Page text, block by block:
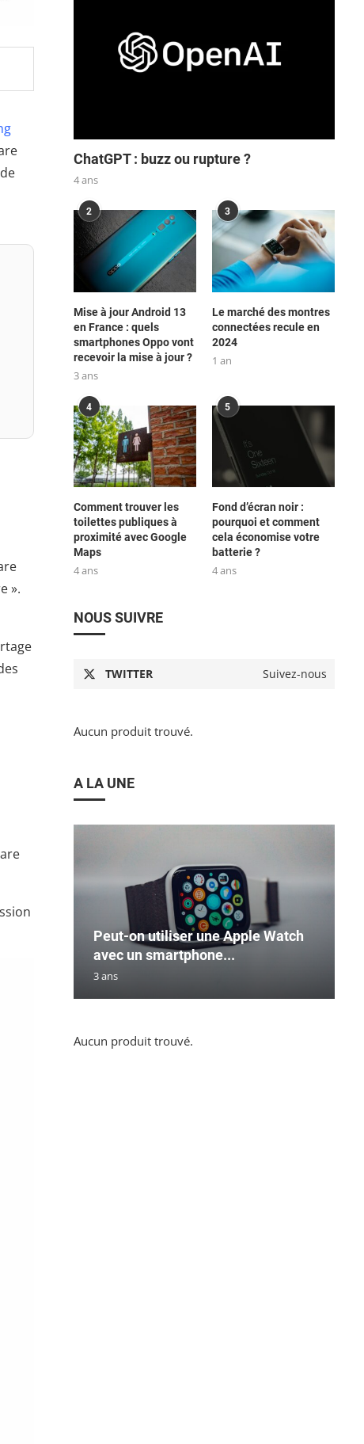
».
ChatGPT : buzz ou rupture ?
4 ans
2
Mise à jour Android 13
en France : quels
smartphones Oppo vont
recevoir la mise à jour ?
3 ans
3
Le marché des montres
connectées recule en
2024
1 an
4
Comment trouver les
toilettes publiques à
proximité avec Google
Maps
4 ans
5
Fond d’écran noir :
pourquoi et comment
cela économise votre
batterie ?
4 ans
NOUS SUIVRE
TWITTER Suivez-nous
Aucun produit trouvé.
A LA UNE
Peut-on utiliser une Apple Watch
avec un smartphone...
3 ans
Aucun produit trouvé.